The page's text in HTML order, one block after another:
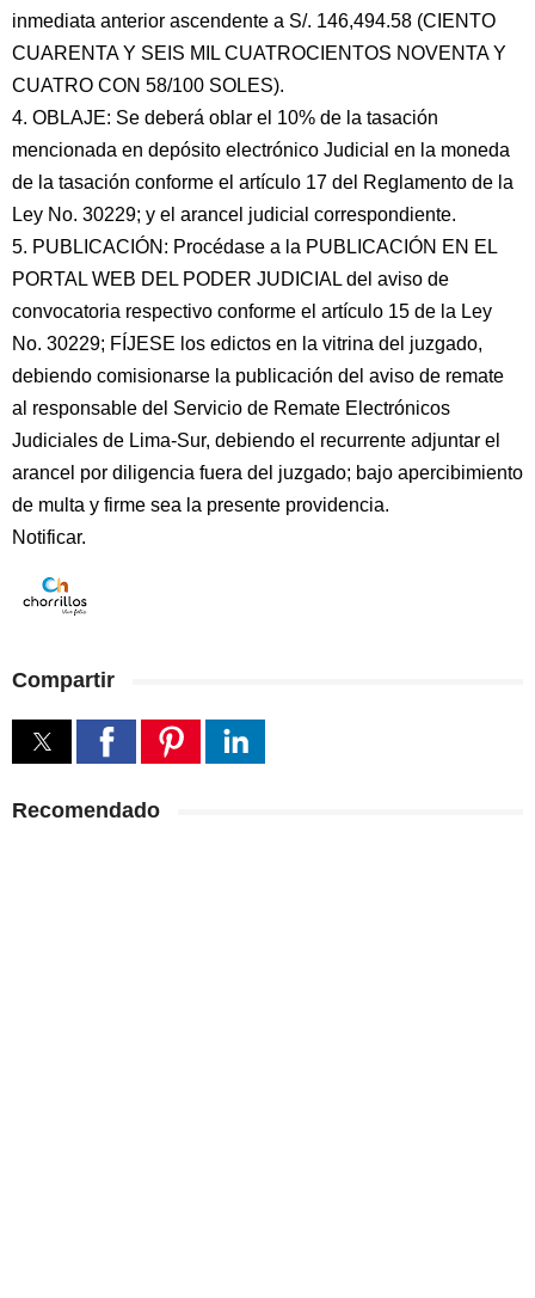
inmediata anterior ascendente a S/. 146,494.58 (CIENTO
CUARENTA Y SEIS MIL CUATROCIENTOS NOVENTA Y
CUATRO CON 58/100 SOLES).
4. OBLAJE: Se deberá oblar el 10% de la tasación
mencionada en depósito electrónico Judicial en la moneda
de la tasación conforme el artículo 17 del Reglamento de la
Ley No. 30229; y el arancel judicial correspondiente.
5. PUBLICACIÓN: Procédase a la PUBLICACIÓN EN EL
PORTAL WEB DEL PODER JUDICIAL del aviso de
convocatoria respectivo conforme el artículo 15 de la Ley
No. 30229; FÍJESE los edictos en la vitrina del juzgado,
debiendo comisionarse la publicación del aviso de remate
al responsable del Servicio de Remate Electrónicos
Judiciales de Lima-Sur, debiendo el recurrente adjuntar el
arancel por diligencia fuera del juzgado; bajo apercibimiento
de multa y firme sea la presente providencia.
Notificar.
Compartir
Recomendado